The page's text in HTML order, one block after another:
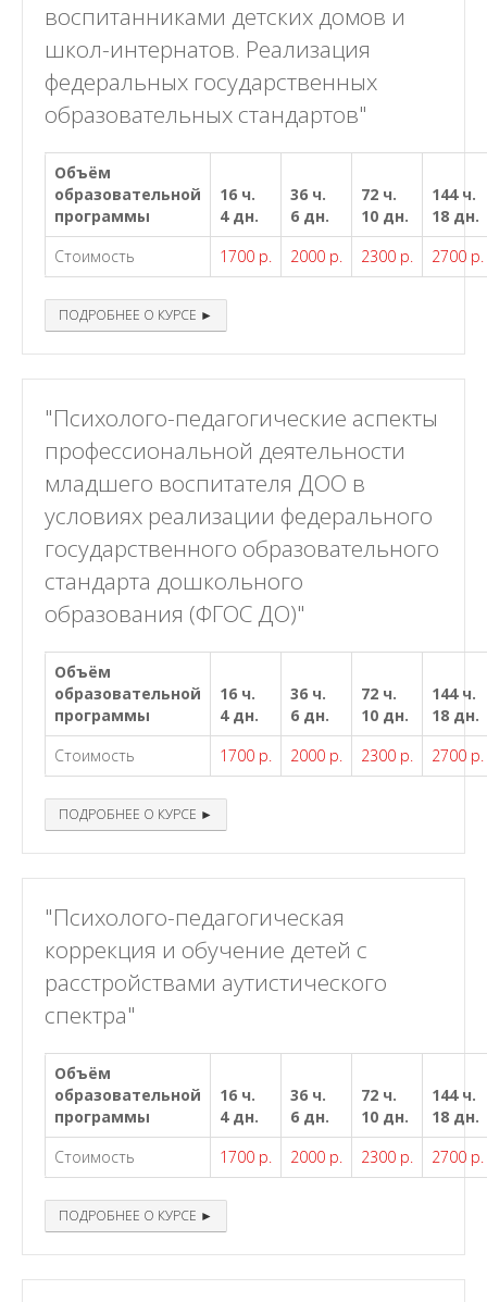
воспитанниками детских домов и
школ-интернатов. Реализация
федеральных государственных
образовательных стандартов"
Объём
образовательной
программы
16 ч.
4 дн.
36 ч.
6 дн.
72 ч.
10 дн.
144 ч.
18 дн.
Стоимость
1700 р. 2000 р. 2300 р. 2700 р.
ПОДРОБНЕЕ О КУРСЕ ►
"Психолого-педагогические аспекты
профессиональной деятельности
младшего воспитателя ДОО в
условиях реализации федерального
государственного образовательного
стандарта дошкольного
образования (ФГОС ДО)"
Объём
образовательной
программы
16 ч.
4 дн.
36 ч.
6 дн.
72 ч.
10 дн.
144 ч.
18 дн.
Стоимость
1700 р. 2000 р. 2300 р. 2700 р.
ПОДРОБНЕЕ О КУРСЕ ►
"Психолого-педагогическая
коррекция и обучение детей с
расстройствами аутистического
спектра"
Объём
образовательной
программы
16 ч.
4 дн.
36 ч.
6 дн.
72 ч.
10 дн.
144 ч.
18 дн.
Стоимость
1700 р. 2000 р. 2300 р. 2700 р.
ПОДРОБНЕЕ О КУРСЕ ►